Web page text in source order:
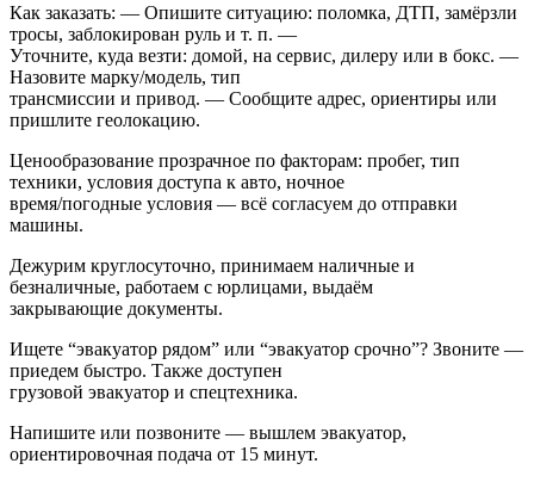
Как заказать: — Опишите ситуацию: поломка, ДТП, замёрзли
тросы, заблокирован руль и т. п. —
Уточните, куда везти: домой, на сервис, дилеру или в бокс. —
Назовите марку/модель, тип
трансмиссии и привод. — Сообщите адрес, ориентиры или
пришлите геолокацию.
Ценообразование прозрачное по факторам: пробег, тип
техники, условия доступа к авто, ночное
время/погодные условия — всё согласуем до отправки
машины.
Дежурим круглосуточно, принимаем наличные и
безналичные, работаем с юрлицами, выдаём
закрывающие документы.
Ищете “эвакуатор рядом” или “эвакуатор срочно”? Звоните —
приедем быстро. Также доступен
грузовой эвакуатор и спецтехника.
Напишите или позвоните — вышлем эвакуатор,
ориентировочная подача от 15 минут.